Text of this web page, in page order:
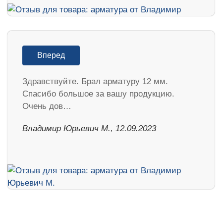
Вперед
Здравствуйте. Брал арматуру 12 мм.
Спасибо большое за вашу продукцию.
Очень дов…
Владимир Юрьевич М., 12.09.2023